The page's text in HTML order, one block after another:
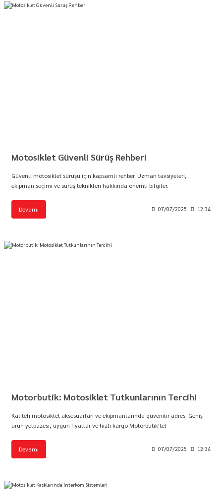
Motosiklet Güvenli Sürüş Rehberi
Güvenli motosiklet sürüşü için kapsamlı rehber. Uzman tavsiyeleri,
ekipman seçimi ve sürüş teknikleri hakkında önemli bilgiler.
Devamı 07/07/2025 12:34
Motorbutik: Motosiklet Tutkunlarının Tercihi
Kaliteli motosiklet aksesuarları ve ekipmanlarında güvenilir adres. Geniş
ürün yelpazesi, uygun fiyatlar ve hızlı kargo Motorbutik'te!
Devamı 07/07/2025 12:34